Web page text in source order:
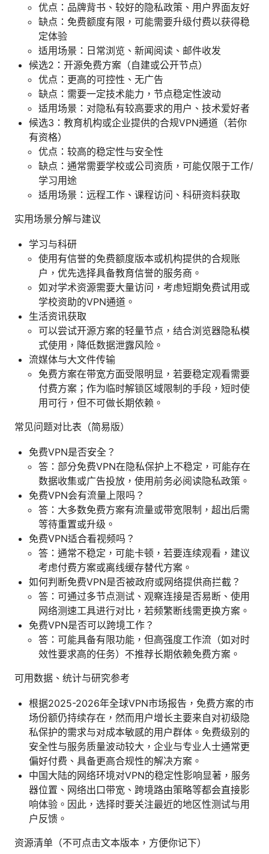
优点：品牌背书、较好的隐私政策、用户界面友好
缺点：免费额度有限，可能需要升级付费以获得稳
定体验
适用场景：日常浏览、新闻阅读、邮件收发
候选2：开源免费方案（自建或公开节点）
优点：更高的可控性、无广告
缺点：需要一定技术能力，节点稳定性波动
适用场景：对隐私有较高要求的用户、技术爱好者
候选3：教育机构或企业提供的合规VPN通道（若你
有资格）
优点：较高的稳定性与安全性
缺点：通常需要学校或公司资质，可能仅限于工作/
学习用途
适用场景：远程工作、课程访问、科研资料获取
实用场景分解与建议
学习与科研
使用有信誉的免费额度版本或机构提供的合规账
户，优先选择具备教育信誉的服务商。
如对学术资源需要大量访问，考虑短期免费试用或
学校资助的VPN通道。
生活资讯获取
可以尝试开源方案的轻量节点，结合浏览器隐私模
式使用，降低数据泄露风险。
流媒体与大文件传输
免费方案在带宽方面受限明显，若要稳定观看需要
付费方案；作为临时解锁区域限制的手段，短时使
用可行，但不可做长期依赖。
常见问题对比表（简易版）
免费VPN是否安全？
答：部分免费VPN在隐私保护上不稳定，可能存在
数据收集或广告投放，使用前务必阅读隐私政策。
免费VPN会有流量上限吗？
答：大多数免费方案有流量或带宽限制，超出后需
等待重置或升级。
免费VPN适合看视频吗？
答：通常不稳定，可能卡顿，若要连续观看，建议
考虑付费方案或离线缓存替代方案。
如何判断免费VPN是否被政府或网络提供商拦截？
答：可通过多节点测试、观察连接是否易断、使用
网络测速工具进行对比，若频繁断线需更换方案。
免费VPN是否可以跨境工作？
答：可能具备有限功能，但高强度工作流（如对时
效性要求高的任务）不推荐长期依赖免费方案。
可用数据、统计与研究参考
根据2025-2026年全球VPN市场报告，免费方案的市
场份额仍持续存在，然而用户增长主要来自对初级隐
私保护的需求与对成本敏感的用户群体。免费级别的
安全性与服务质量波动较大，企业与专业人士通常更
偏好付费、具备更高合规性的解决方案。
中国大陆的网络环境对VPN的稳定性影响显著，服务
器位置、网络出口带宽、跨境路由策略等都会直接影
响体验。因此，选择时要关注最近的地区性测试与用
户反馈。
资源清单（不可点击文本版本，方便你记下）